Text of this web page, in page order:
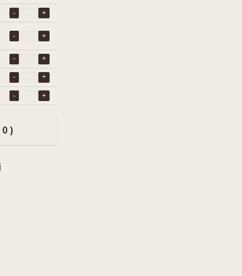
- +
- +
- +
- +
- +
0 )